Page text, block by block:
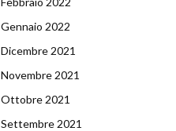
Gennaio 2022
Dicembre 2021
Novembre 2021
Ottobre 2021
Settembre 2021